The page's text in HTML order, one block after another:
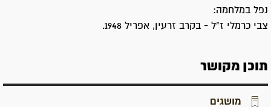
נפל במלחמה:
צבי כרמלי ז"ל - בקרב זרעין, אפריל 1948.
תוכן מקושר
מושגים